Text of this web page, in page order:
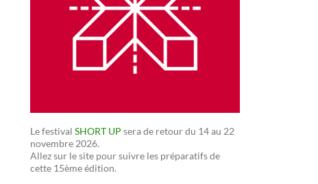
Le festival SHORT UP sera de retour du 14 au 22
novembre 2026.
Allez sur le site pour suivre les préparatifs de
cette 15ème édition.